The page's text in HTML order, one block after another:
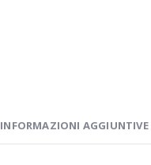
INFORMAZIONI AGGIUNTIVE